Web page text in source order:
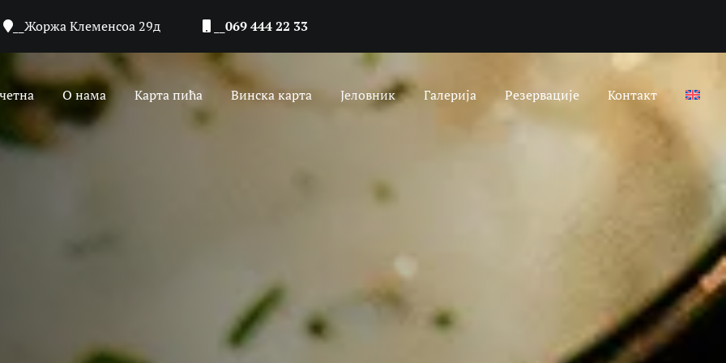
__Жоржа Клеменсоа 29д __069 444 22 33
О нама Карта пића Винска карта Јеловник Галерија Резервације Контакт